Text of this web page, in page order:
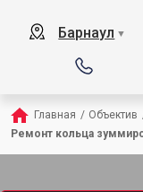
Барнаул ▼
Главная / Объектив
Ремонт кольца